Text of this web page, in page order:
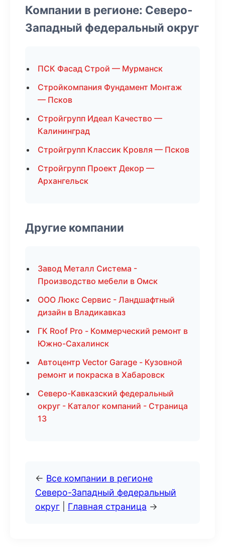
Компании в регионе: Северо-
Западный федеральный округ
ПСК Фасад Строй — Мурманск
Стройкомпания Фундамент Монтаж
— Псков
Стройгрупп Идеал Качество —
Калининград
Стройгрупп Классик Кровля — Псков
Стройгрупп Проект Декор —
Архангельск
Другие компании
Завод Металл Система -
Производство мебели в Омск
ООО Люкс Сервис - Ландшафтный
дизайн в Владикавказ
ГК Roof Pro - Коммерческий ремонт в
Южно-Сахалинск
Автоцентр Vector Garage - Кузовной
ремонт и покраска в Хабаровск
Северо-Кавказский федеральный
округ - Каталог компаний - Страница
13
← Все компании в регионе
Северо-Западный федеральный
округ
Главная страница →